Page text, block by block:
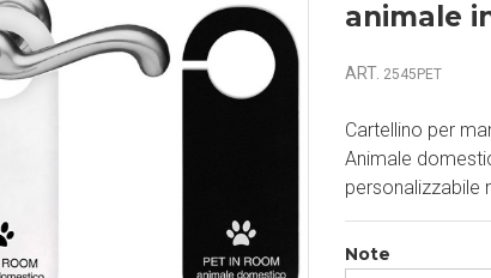
animale
ART. 2545PET
Cartellino per
Animale
personalizzabile
Note